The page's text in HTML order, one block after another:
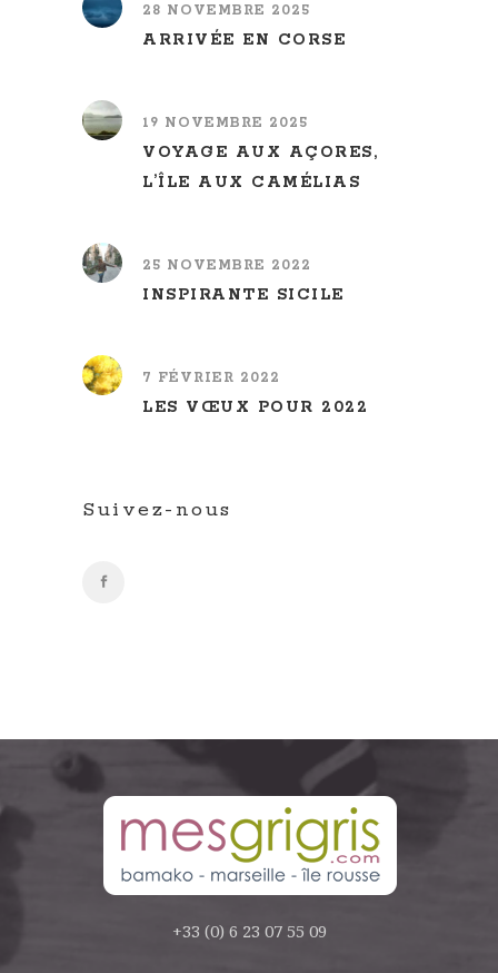
28 NOVEMBRE 2025
ARRIVÉE EN CORSE
19 NOVEMBRE 2025
VOYAGE AUX AÇORES,
L’ÎLE AUX CAMÉLIAS
25 NOVEMBRE 2022
INSPIRANTE SICILE
7 FÉVRIER 2022
LES VŒUX POUR 2022
Suivez-nous
+33 (0) 6 23 07 55 09